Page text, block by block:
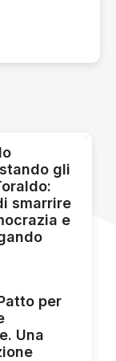
gli
smarrire
e
per
Una